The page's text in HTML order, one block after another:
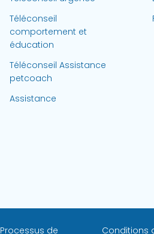
Téléconseil
comportement et
éducation
Téléconseil Assistance
petcoach
Assistance
Processus de Conditions